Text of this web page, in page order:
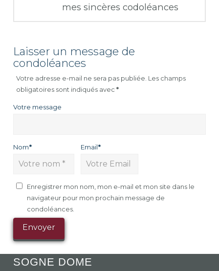
mes sincères codoléances
Laisser un message de
condoléances
Votre adresse e-mail ne sera pas publiée. Les champs
obligatoires sont indiqués avec*
Votre message
Nom* Email*
Enregistrer mon nom, mon e-mail et mon site dans le
navigateur pour mon prochain message de
condoléances.
SOGNE DOME